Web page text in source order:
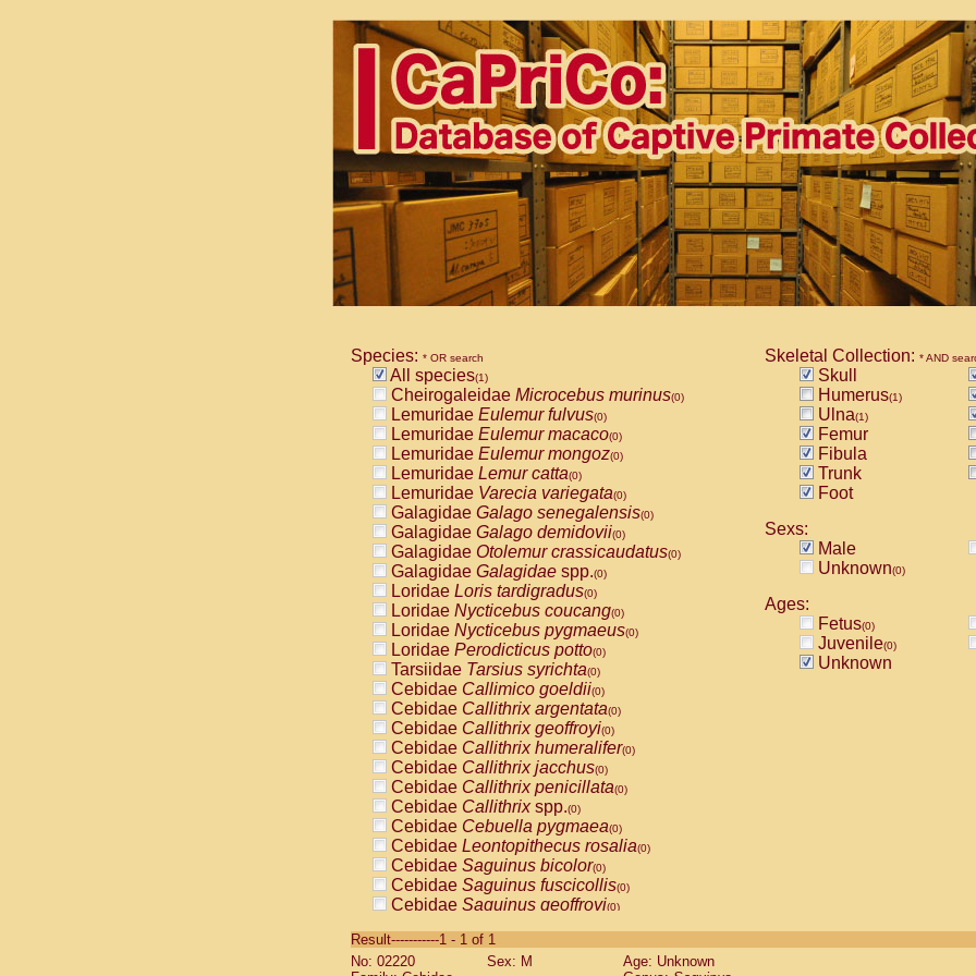
Species: * OR search
All species(1)
Cheirogaleidae Microcebus murinus(0)
Lemuridae Eulemur fulvus(0)
Lemuridae Eulemur macaco(0)
Lemuridae Eulemur mongoz(0)
Lemuridae Lemur catta(0)
Lemuridae Varecia variegata(0)
Galagidae Galago senegalensis(0)
Galagidae Galago demidovii(0)
Galagidae Otolemur crassicaudatus(0)
Galagidae Galagidae spp.(0)
Loridae Loris tardigradus(0)
Loridae Nycticebus coucang(0)
Loridae Nycticebus pygmaeus(0)
Loridae Perodicticus potto(0)
Tarsiidae Tarsius syrichta(0)
Cebidae Callimico goeldii(0)
Cebidae Callithrix argentata(0)
Cebidae Callithrix geoffroyi(0)
Cebidae Callithrix humeralifer(0)
Cebidae Callithrix jacchus(0)
Cebidae Callithrix penicillata(0)
Cebidae Callithrixspp.(0)
Cebidae Cebuella pygmaea(0)
Cebidae Leontopithecus rosalia(0)
Cebidae Saguinus bicolor(0)
Cebidae Saguinus fuscicollis(0)
Cebidae Saguinus geoffroyi(0)
CebidaeSaguinus labiatus(0)
Cebidae Saguinus leucopus (0)
Skeletal Collection: * AND
Skull
Humerus(1)
Ulna(1)
Femur
Fibula
Trunk
Foot
Sexs:
Male
Unknown(0)
Ages:
Fetus(0)
Juvenile(0)
Unknown
Result-----------1 - 1 of 1
No: 02220
Sex: M
Age: Unknown